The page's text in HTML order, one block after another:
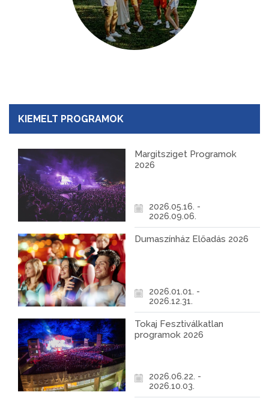
KIEMELT PROGRAMOK
Margitsziget Programok
2026
2026.05.16. -
2026.09.06.
Dumaszínház Előadás 2026
2026.01.01. -
2026.12.31.
Tokaj Fesztiválkatlan
programok 2026
2026.06.22. -
2026.10.03.